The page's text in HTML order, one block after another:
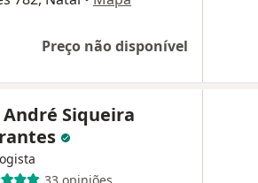
Preço não disponível
André Siqueira
33 opiniões